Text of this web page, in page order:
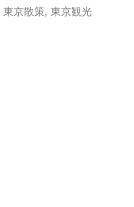
東京散策, 東京観光